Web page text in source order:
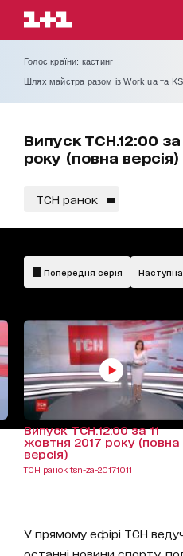
Голос країни: кастинг
Шлях майстра разом із Work.ua та
Випуск ТСН.12:00 за
року (повна версія)
ТСН ранок
Попередня серія Наступна
Випуск ТСН.12:00 за 11
жовтня 2017 року (повна
версія)
ТСН ранок tsn-za-20171011
У прямому ефірі ТСН
останні новини спорту,